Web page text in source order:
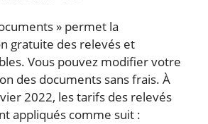
» permet la
gratuite des relevés et
Vous pouvez modifier votre
des documents sans frais. À
2022, les tarifs des relevés
appliqués comme suit :